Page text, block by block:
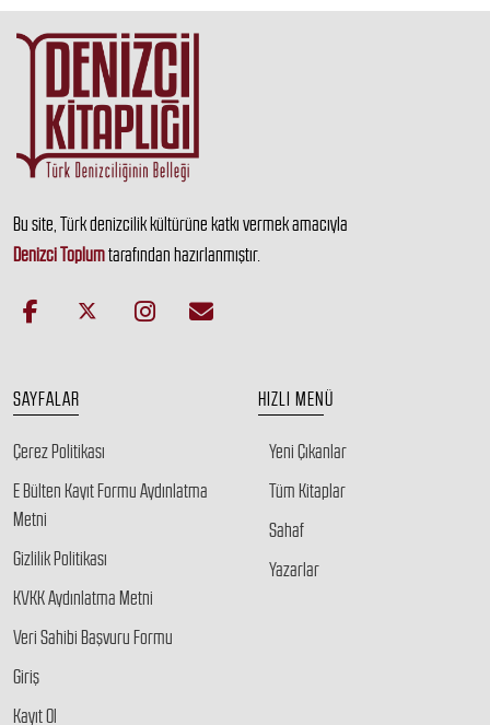
Bu site, Türk denizcilik kültürüne katkı vermek amacıyla
Denizci Toplumtarafından hazırlanmıştır.
SAYFALAR
Çerez Politikası
E Bülten Kayıt Formu Aydınlatma
Metni
Gizlilik Politikası
KVKK Aydınlatma Metni
Veri Sahibi Başvuru Formu
Giriş
Kayıt Ol
HIZLI MENÜ
Yeni Çıkanlar
Tüm Kitaplar
Sahaf
Yazarlar